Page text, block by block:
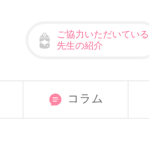
ご協力いただいている
先生の紹介
コラム